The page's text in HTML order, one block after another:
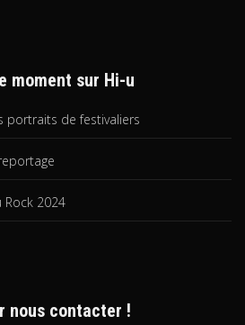
moment sur Hi-u
portraits de festivaliers
Rock 2024
nous contacter !